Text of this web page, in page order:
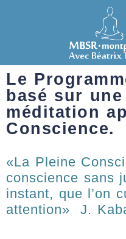
Le
basé sur
méditation
Conscience.
«La Pleine
conscience sans
instant, que l’on
attention» J.